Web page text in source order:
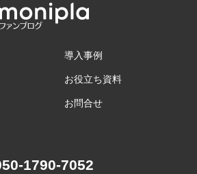
導入事例
お役立ち資料
お問合せ
1790-7052